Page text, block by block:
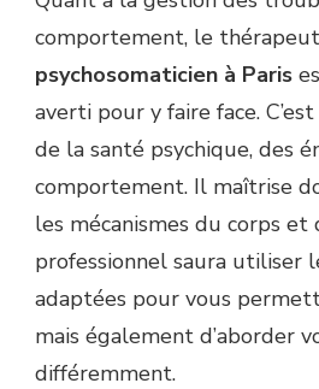
comportement, le
psychosomaticien à Paris
averti pour y faire face.
de la santé psychique, des
comportement. Il maîtrise
les mécanismes du corps et
professionnel saura utiliser
adaptées pour vous
mais également d’aborder
différemment.